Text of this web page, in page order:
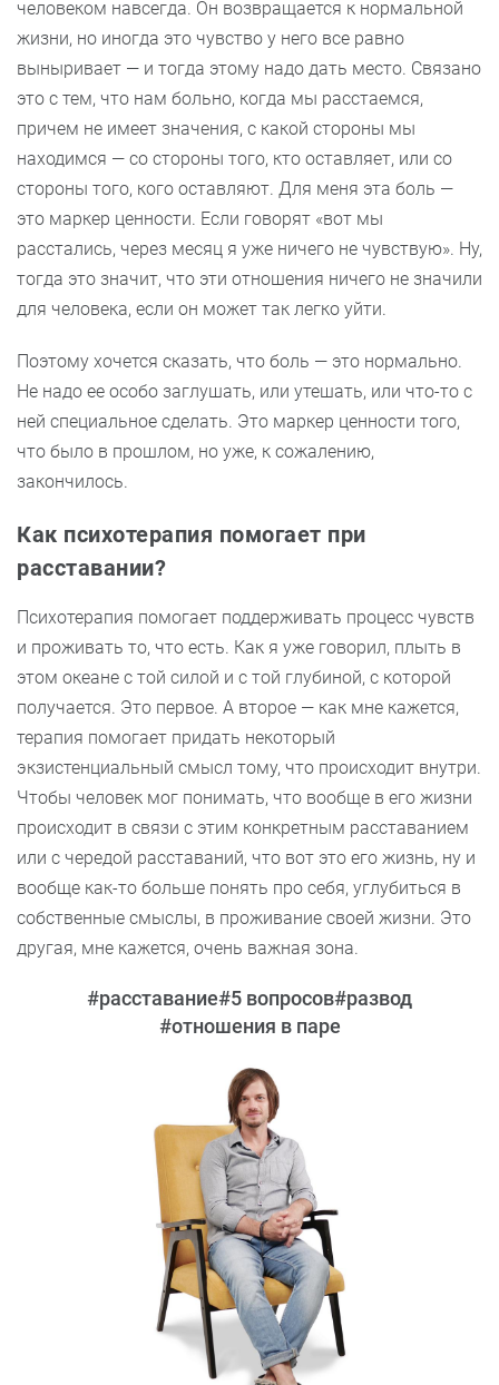
человеком навсегда. Он возвращается к нормальной
жизни, но иногда это чувство у него все равно
выныривает — и тогда этому надо дать место. Связано
это с тем, что нам больно, когда мы расстаемся,
причем не имеет значения, с какой стороны мы
находимся — со стороны того, кто оставляет, или со
стороны того, кого оставляют. Для меня эта боль —
это маркер ценности. Если говорят «вот мы
расстались, через месяц я уже ничего не чувствую». Ну,
тогда это значит, что эти отношения ничего не значили
для человека, если он может так легко уйти.
Поэтому хочется сказать, что боль — это нормально.
Не надо ее особо заглушать, или утешать, или что-то с
ней специальное сделать. Это маркер ценности того,
что было в прошлом, но уже, к сожалению,
закончилось.
Как психотерапия помогает при
расставании?
Психотерапия помогает поддерживать процесс чувств
и проживать то, что есть. Как я уже говорил, плыть в
этом океане с той силой и с той глубиной, с которой
получается. Это первое. А второе — как мне кажется,
терапия помогает придать некоторый
экзистенциальный смысл тому, что происходит внутри.
Чтобы человек мог понимать, что вообще в его жизни
происходит в связи с этим конкретным расставанием
или с чередой расставаний, что вот это его жизнь, ну и
вообще как-то больше понять про себя, углубиться в
собственные смыслы, в проживание своей жизни. Это
другая, мне кажется, очень важная зона.
#расставание#5 вопросов#развод
#отношения в паре